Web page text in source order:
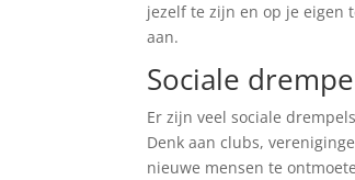
jezelf te zijn en op je eigen
aan.
Sociale
Er zijn veel sociale
Denk aan clubs,
nieuwe mensen te